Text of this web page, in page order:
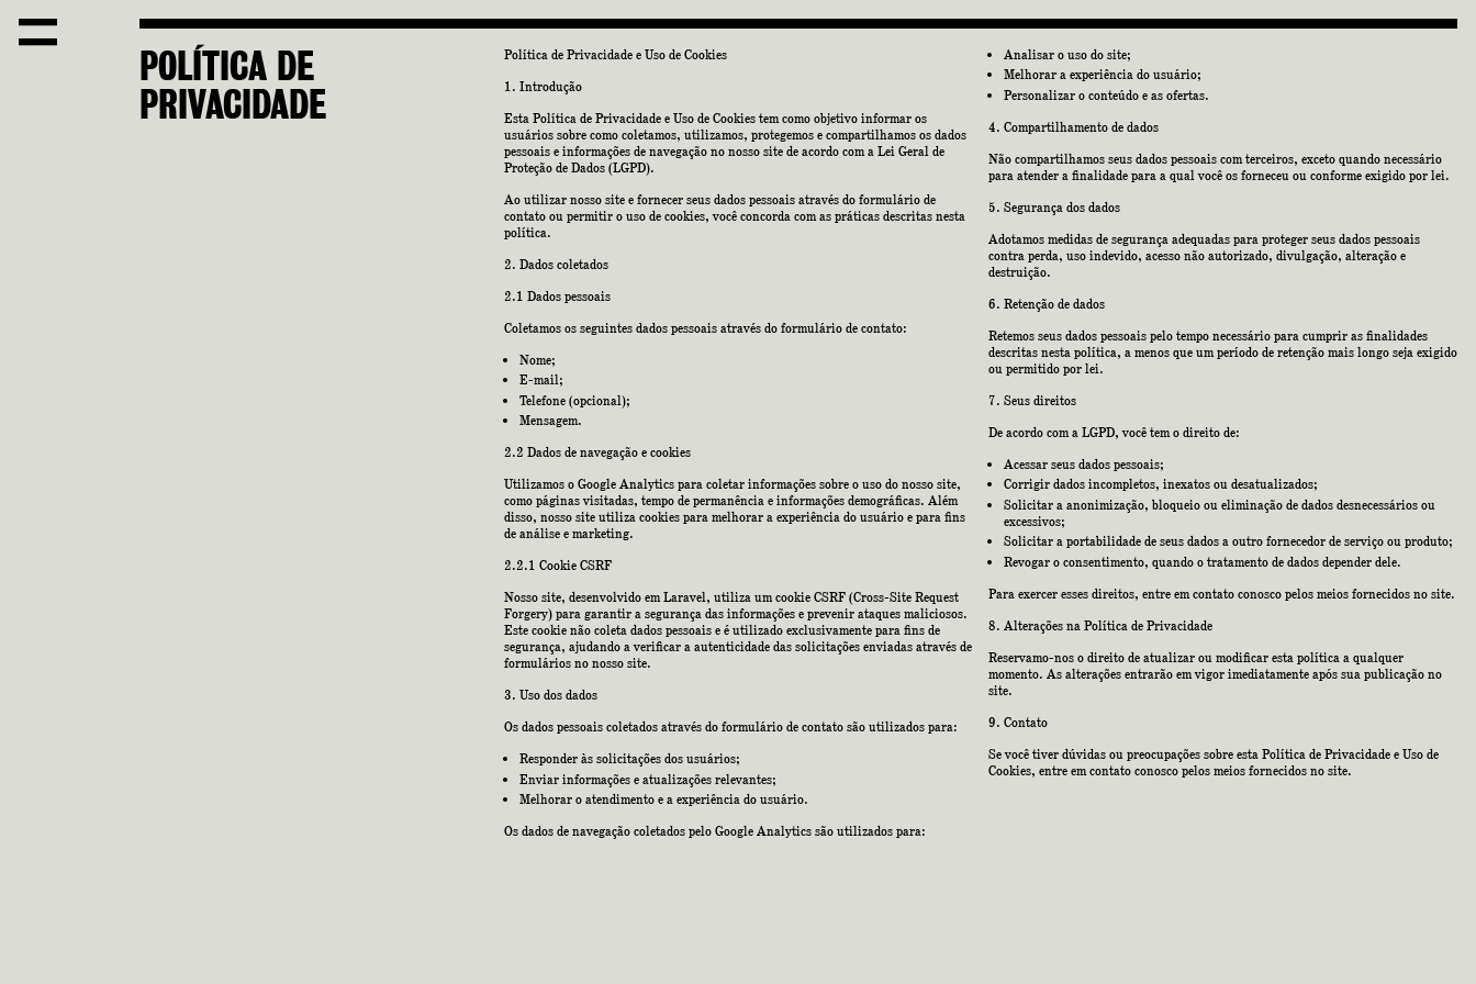
POLÍTICA DE
PRIVACIDADE
Política de Privacidade e Uso de Cookies
Introdução
Esta Política de Privacidade e Uso de Cookies tem como objetivo informar os
usuários sobre como coletamos, utilizamos, protegemos e compartilhamos os dados
pessoais e informações de navegação no nosso site de acordo com a Lei Geral de
Proteção de Dados (LGPD).
Ao utilizar nosso site e fornecer seus dados pessoais através do formulário de
contato ou permitir o uso de cookies, você concorda com as práticas descritas nesta
política.
Dados coletados
2.1 Dados pessoais
Coletamos os seguintes dados pessoais através do formulário de contato:
Nome;
E-mail;
Telefone (opcional);
Mensagem.
2.2 Dados de navegação e cookies
Utilizamos o Google Analytics para coletar informações sobre o uso do nosso site,
como páginas visitadas, tempo de permanência e informações demográficas. Além
disso, nosso site utiliza cookies para melhorar a experiência do usuário e para fins
de análise e marketing.
2.2.1 Cookie CSRF
Nosso site, desenvolvido em Laravel, utiliza um cookie CSRF (Cross-Site Request
Forgery) para garantir a segurança das informações e prevenir ataques maliciosos.
Este cookie não coleta dados pessoais e é utilizado exclusivamente para fins de
segurança, ajudando a verificar a autenticidade das solicitações enviadas através de
formulários no nosso site.
Uso dos dados
Os dados pessoais coletados através do formulário de contato são utilizados para:
Responder às solicitações dos usuários;
Enviar informações e atualizações relevantes;
Melhorar o atendimento e a experiência do usuário.
Os dados de navegação coletados pelo Google Analytics são utilizados para:
Analisar o uso do site;
Melhorar a experiência do usuário;
Personalizar o conteúdo e as ofertas.
Compartilhamento de dados
Não compartilhamos seus dados pessoais com terceiros, exceto quando necessário
para atender a finalidade para a qual você os forneceu ou conforme exigido por lei.
Segurança dos dados
Adotamos medidas de segurança adequadas para proteger seus dados pessoais
contra perda, uso indevido, acesso não autorizado, divulgação, alteração e
destruição.
Retenção de dados
Retemos seus dados pessoais pelo tempo necessário para cumprir as finalidades
descritas nesta política, a menos que um período de retenção mais longo seja exigido
ou permitido por lei.
Seus direitos
De acordo com a LGPD, você tem o direito de:
Acessar seus dados pessoais;
Corrigir dados incompletos, inexatos ou desatualizados;
Solicitar a anonimização, bloqueio ou eliminação de dados desnecessários ou
excessivos;
Solicitar a portabilidade de seus dados a outro fornecedor de serviço ou produto;
Revogar o consentimento, quando o tratamento de dados depender dele.
Para exercer esses direitos, entre em contato conosco pelos meios fornecidos no site.
Alterações na Política de Privacidade
Reservamo-nos o direito de atualizar ou modificar esta política a qualquer
momento. As alterações entrarão em vigor imediatamente após sua publicação no
site.
Contato
Se você tiver dúvidas ou preocupações sobre esta Política de Privacidade e Uso de
Cookies, entre em contato conosco pelos meios fornecidos no site.